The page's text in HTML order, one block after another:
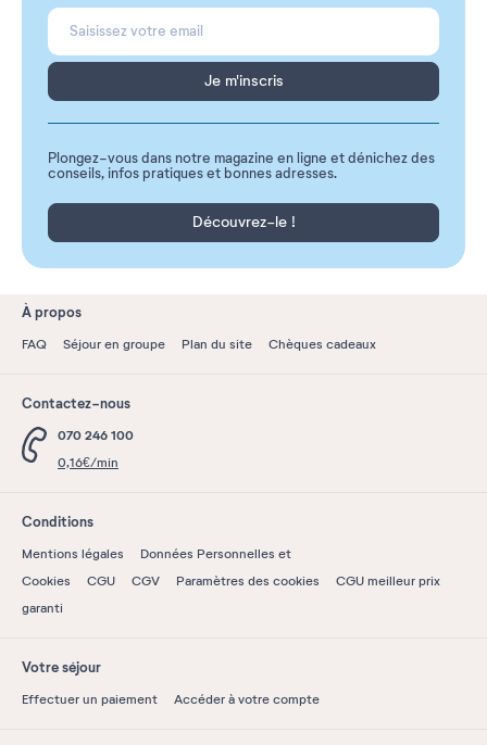
Je m'inscris
Plongez-vous dans notre magazine en ligne et dénichez des
conseils, infos pratiques et bonnes adresses.
Découvrez-le !
À propos
FAQ Séjour en groupe Plan du site Chèques cadeaux
Contactez-nous
070 246 100
0,16€/min
Conditions
Mentions légales
Données Personnelles et
Cookies
CGU CGV Paramètres des cookies
CGU meilleur prix
garanti
Votre séjour
Effectuer un paiement Accéder à votre compte